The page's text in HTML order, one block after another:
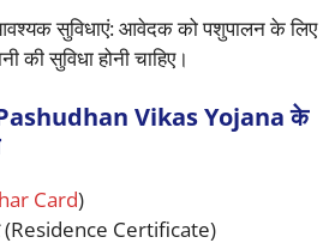
सुविधाएं: आवेदक को पशुपालन के लिए
की सुविधा होनी चाहिए।
Vikas Yojana के
Card)
(Residence Certificate)